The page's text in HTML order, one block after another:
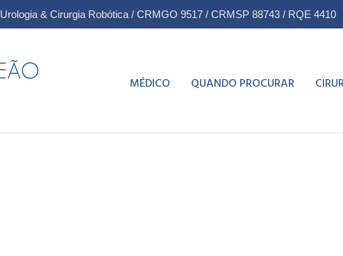
Urologia & Cirurgia Robótica / CRMGO 9517 / CRMSP 88743 / RQE 4410
MÉDICO QUANDO PROCURAR